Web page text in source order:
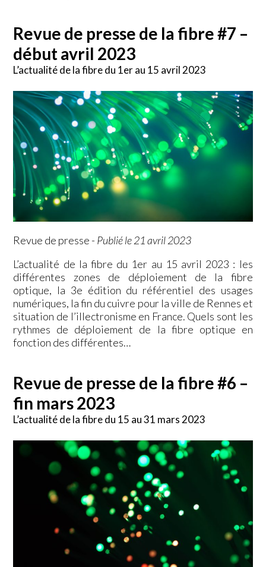
Revue de presse de la fibre #7 –
début avril 2023
L’actualité de la fibre du 1er au 15 avril 2023
Revue de presse - Publié le 21 avril 2023
L’actualité de la fibre du 1er au 15 avril 2023 : les
différentes zones de déploiement de la fibre
optique, la 3e édition du référentiel des usages
numériques, la fin du cuivre pour la ville de Rennes et
situation de l’illectronisme en France. Quels sont les
rythmes de déploiement de la fibre optique en
fonction des différentes…
Revue de presse de la fibre #6 –
fin mars 2023
L’actualité de la fibre du 15 au 31 mars 2023